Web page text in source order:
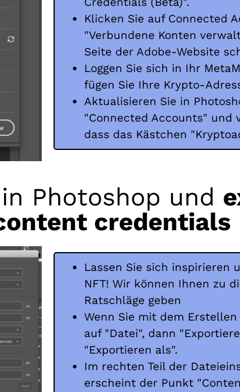
Klicken Sie auf Connected
"Verbundene Konten
Seite der Adobe-Website
Loggen Sie sich in Ihr
fügen Sie Ihre Krypto-
Aktualisieren Sie in
"Connected Accounts" und
dass das Kästchen
Photoshop und
credentials
Lassen Sie sich inspirieren
NFT! Wir können Ihnen zu
Ratschläge geben
Wenn Sie mit dem
auf "Datei", dann
"Exportieren als".
Im rechten Teil der
erscheint der Punkt